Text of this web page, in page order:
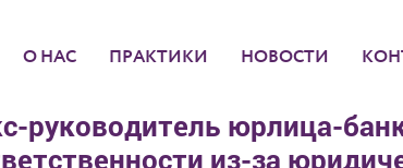
О НАС ПРАКТИКИ НОВОСТИ
руководитель юрлица-
из-за